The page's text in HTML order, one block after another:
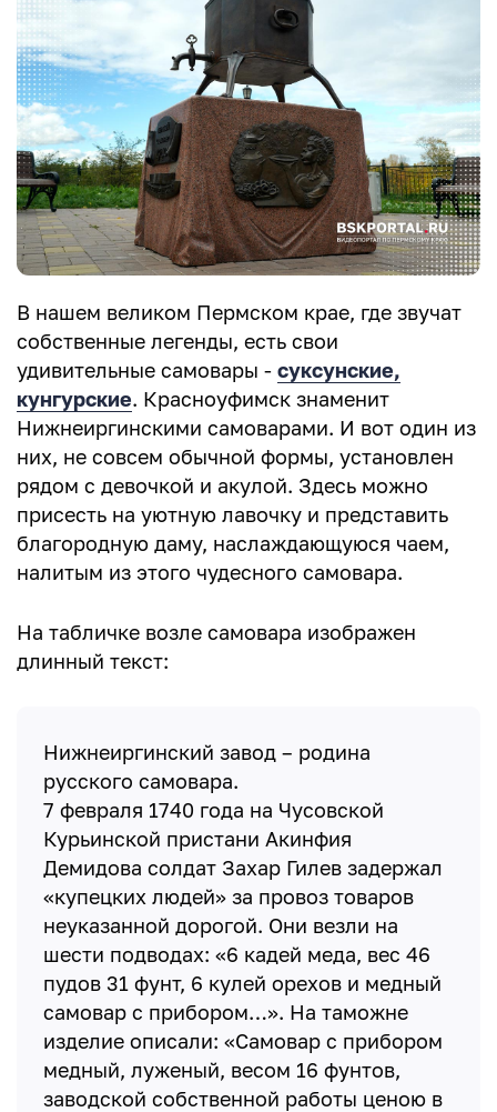
В нашем великом Пермском крае, где звучат
собственные легенды, есть свои
удивительные самовары - суксунские,
кунгурские. Красноуфимск знаменит
Нижнеиргинскими самоварами. И вот один из
них, не совсем обычной формы, установлен
рядом с девочкой и акулой. Здесь можно
присесть на уютную лавочку и представить
благородную даму, наслаждающуюся чаем,
налитым из этого чудесного самовара.
На табличке возле самовара изображен
длинный текст:
Нижнеиргинский завод – родина
русского самовара.
7 февраля 1740 года на Чусовской
Курьинской пристани Акинфия
Демидова солдат Захар Гилев задержал
«купецких людей» за провоз товаров
неуказанной дорогой. Они везли на
шести подводах: «6 кадей меда, вес 46
пудов 31 фунт, 6 кулей орехов и медный
самовар с прибором…». На таможне
изделие описали: «Самовар с прибором
медный, луженый, весом 16 фунтов,
заводской собственной работы ценою в